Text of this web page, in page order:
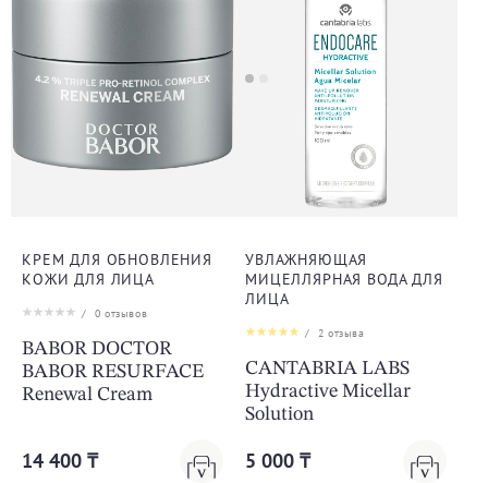
КРЕМ ДЛЯ ОБНОВЛЕНИЯ
КОЖИ ДЛЯ ЛИЦА
/ 0 отзывов
BABOR DOCTOR
BABOR RESURFACE
Renewal Cream
14 400 ₸
УВЛАЖНЯЮЩАЯ
МИЦЕЛЛЯРНАЯ ВОДА ДЛЯ
ЛИЦА
/ 2 отзыва
CANTABRIA LABS
Hydractive Micellar
Solution
5 000 ₸